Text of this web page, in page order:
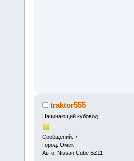
traktor555
Начинающий кубовод
Сообщений: 7
Город: Омск
Авто: Nissan Cube BZ11